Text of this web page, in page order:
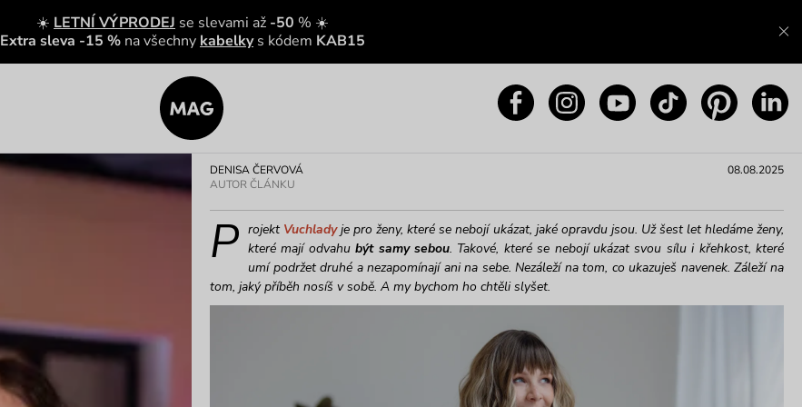
☀️ LETNÍ VÝPRODEJ se slevami až -50 % ☀️
Extra sleva -15 % na všechny kabelkys kódem KAB15
08.08.2025
DENISA ČERVOVÁ
AUTOR ČLÁNKU
P rojekt Vuchladyje pro ženy, které se nebojí ukázat, jaké opravdu jsou. Už šest let hledáme ženy,
které mají odvahubýt samy sebou. Takové, které se nebojí ukázat svou sílu i křehkost, které
umí podržet druhé a nezapomínají ani na sebe. Nezáleží na tom, co ukazuješ navenek. Záleží na
tom, jaký příběh nosíš v sobě. A my bychom ho chtěli slyšet.